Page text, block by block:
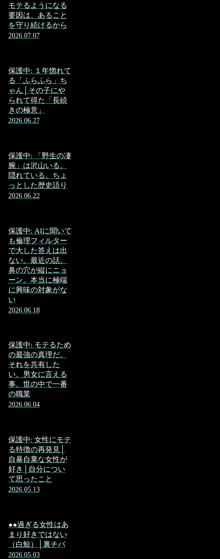
モテるようになる
要因は、あること
を守り続けるから
2026.07.07
保護中: １年惚れて
る「ふらふら」ち
ゃん│その子にや
られて得た「長続
きの極意」
2026.06.27
保護中: 「野生の凄
腕」は沢山いる。
隠れている。ちょ
っとした歴史語り
2026.06.22
保護中: AIに聞いて
も倫理フィルター
で大した答えは出
ない。最近の話。
鼻の穴が縦にニョ
ーン。本当に極端
に興味の対象がな
い
2026.06.18
保護中: モテるため
の最強の真理だ。
それを共有した
い。男女に言える
事。世の中で一番
の職業
2026.06.04
保護中: 女性にモテ
る特徴の再発見│
自暴自棄な女性が
好き│自分につい
て思ったこと
2026.05.13
●●過ぎる女性はあ
まり好きではない
（白鯨）│裏チバ
2026.05.03